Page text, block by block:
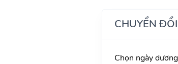
CHUYỂN
Chọn ngày